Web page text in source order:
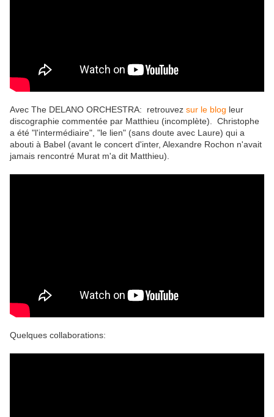
Avec The DELANO ORCHESTRA: retrouvez sur le blog leur
discographie commentée par Matthieu (incomplète). Christophe
a été "l'intermédiaire", "le lien" (sans doute avec Laure) qui a
abouti à Babel (avant le concert d'inter, Alexandre Rochon n'avait
jamais rencontré Murat m'a dit Matthieu).
Quelques collaborations: